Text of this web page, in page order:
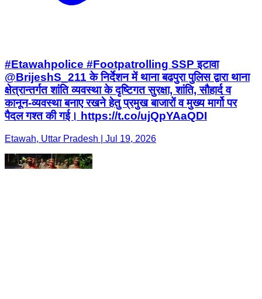
#Etawahpolice #Footpatrolling SSP इटावा
@BrijeshS_211 के निर्देशन में थाना बढपुरा पुलिस द्वारा थाना
क्षेत्रान्तर्गत शांति व्यवस्था के दृष्टिगत सुरक्षा, शांति, सौहार्द व
कानून-व्यवस्था बनाए रखने हेतु प्रमुख बाजारों व मुख्य मार्गो पर
पैदल गश्त की गई। https://t.co/ujQpYAaQDI
Etawah, Uttar Pradesh | Jul 19, 2026